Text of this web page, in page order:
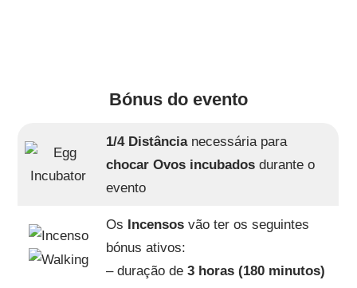
Bónus do evento
1/4 Distâncianecessária para
chocar Ovos incubados durante o
evento
Os Incensos vão ter os seguintes
bónus ativos:
– duração de3 horas (180 minutos)